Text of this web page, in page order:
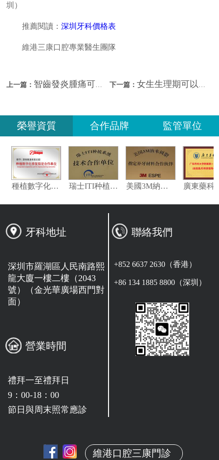
圳）
推薦閱讀：深圳牙科價格表
維港三康口腔專業醫生團隊
上一篇： 智齒發炎腫痛可以拔牙嗎？深圳維港牙科拔牙收費？ 下一篇： 女生生理期可以拔智齒嗎？深圳拔智齒邊間好？
榮譽資質 合作品牌 監管單位
瑞士ITI种植系统技术合作单位
牙科地址
深圳市羅湖區人民南路熙
龍大廈一樓二樓（2043
號）（金光華廣場西門對
面）
營業時間
禮拜一至禮拜日
9：00-18：00
節日與周末照常應診
維港口腔三康門診
聯絡我們
+852 6637 2630（香港）
+86 134 1885 8800（深圳）